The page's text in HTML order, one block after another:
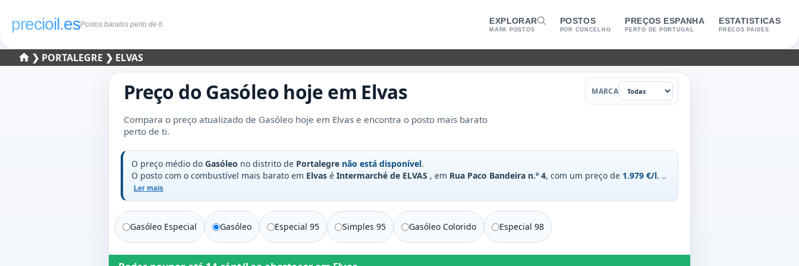
precioil.esPostos baratos perto de ti. EXPLORAR
MAPA POSTOS
POSTOS
POR CONCELHO
PREÇOS ESPANHA
PERTO DE PORTUGAL
ESTATISTICAS
PRECOS PAISES
❯ PORTALEGRE ❯ ELVAS
Preço doGasóleohoje em Elvas
Compara o preço atualizado de Gasóleo hoje em Elvas e encontra o posto mais barato
perto de ti.
Marca
MARCA
O preço médio do Gasóleo no distrito de Portalegre não está disponível.
O posto com o combustível mais barato em Elvas é Intermarché de ELVAS , em Rua Paco Bandeira n.º 4, com um preço de 1.979 €/l. ..
Ler mais
Gasóleo Especial Gasóleo Especial 95 Simples 95 Gasóleo Colorido Especial 98